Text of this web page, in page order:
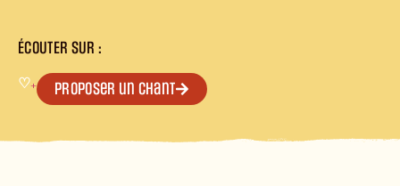
ÉCOUTER SUR :
♡+ Proposer un chant